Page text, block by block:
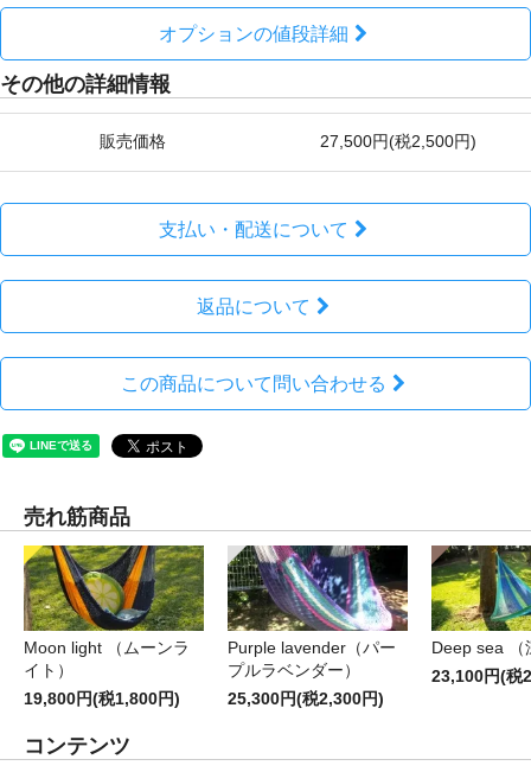
オプションの値段詳細
その他の詳細情報
販売価格 27,500円(税2,500円)
支払い・配送について
返品について
この商品について問い合わせる
売れ筋商品
Moon light （ムーンラ
イト）
19,800円(税1,800円)
Purple lavender（パー
プルラベンダー）
25,300円(税2,300円)
Deep sea （
23,100円(税
コンテンツ
コンテンツ